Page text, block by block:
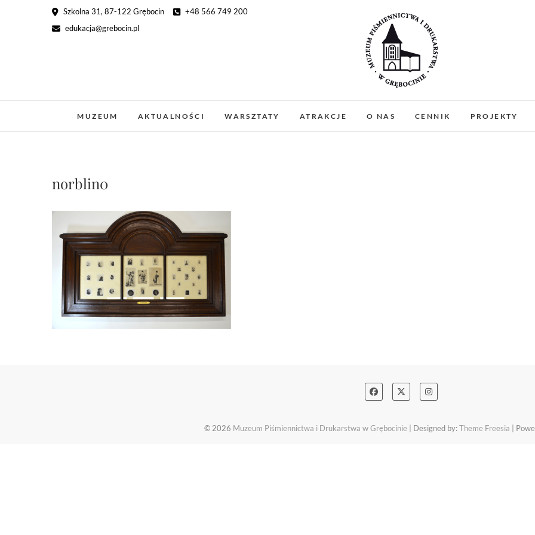
Szkolna 31, 87-122 Grębocin
+48 566 749 200
edukacja@grebocin.pl
Muzeum
WARSZTATY I
MUZEUM AKTUALNOŚCI WARSZTATY ATRAKCJE O NAS CENNIK PROJEKTY
norblin0
© 2026 Muzeum Piśmiennictwa i Drukarstwa w Grębocinie | Designed by:Theme Freesia |